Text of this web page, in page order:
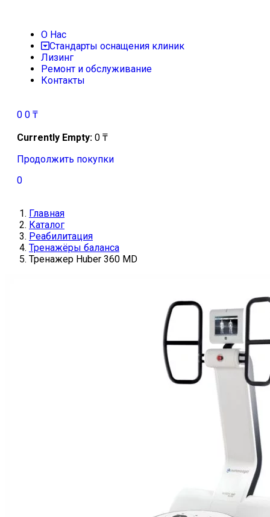
О Нас
Стандарты оснащения клиник
Лизинг
Ремонт и обслуживание
Контакты
0 0 ₸
Currently Empty: 0 ₸
Продолжить покупки
0
Главная
Каталог
Реабилитация
Тренажёры баланса
Тренажер Huber 360 MD